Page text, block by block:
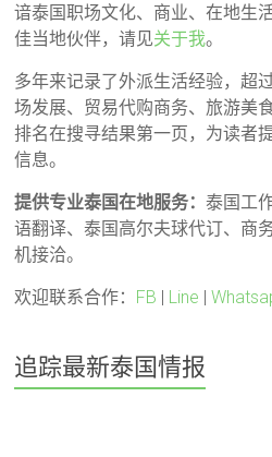
谙泰国职场文化、商业、在地生
佳当地伙伴，请见关于我。
多年来记录了外派生活经验，超
场发展、贸易代购商务、旅游美
排名在搜寻结果第一页，为读者
信息。
提供专业泰国在地服务：泰国工
语翻译、泰国高尔夫球代订、商
机接洽。
欢迎联系合作： FB | Line |
追踪最新泰国情报